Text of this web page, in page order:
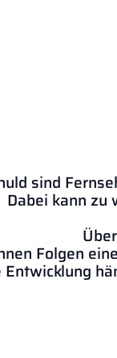
sind
kann zu
Folgen
hängt